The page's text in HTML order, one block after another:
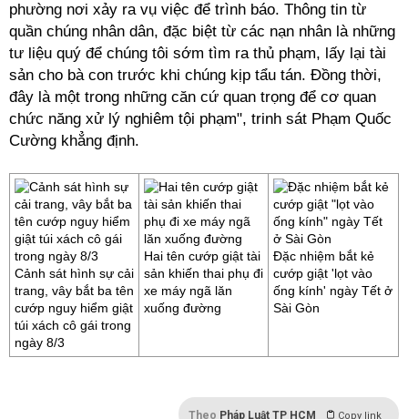
phường nơi xảy ra vụ việc để trình báo. Thông tin từ
quần chúng nhân dân, đặc biệt từ các nạn nhân là những
tư liệu quý để chúng tôi sớm tìm ra thủ phạm, lấy lại tài
sản cho bà con trước khi chúng kịp tẩu tán. Đồng thời,
đây là một trong những căn cứ quan trọng để cơ quan
chức năng xử lý nghiêm tội phạm", trinh sát Phạm Quốc
Cường khẳng định.
Cảnh sát hình sự cải
trang, vây bắt ba tên
cướp nguy hiểm giật
túi xách cô gái trong
ngày 8/3
Hai tên cướp giật tài
sản khiến thai phụ đi
xe máy ngã lăn
xuống đường
Đặc nhiệm bắt kẻ
cướp giật 'lọt vào
ống kính' ngày Tết ở
Sài Gòn
Theo Pháp Luật TP HCM Copy link